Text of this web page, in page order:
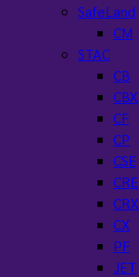
SafeLand
CM
STAC
CB
CBX
CF
CP
CSE
CRE
CRX
CX
PF
JET